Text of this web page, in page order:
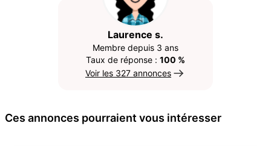
Laurence s.
Membre depuis 3 ans
Taux de réponse : 100 %
Voir les 327 annonces
Ces annonces pourraient vous intéresser